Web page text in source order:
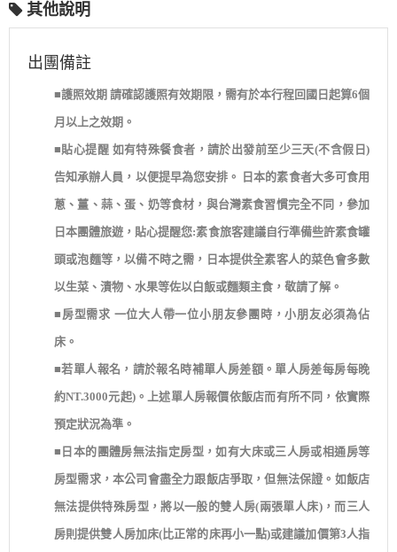
其他說明
出團備註
■護照效期 請確認護照有效期限，需有於本行程回國日起算6個
月以上之效期。
■貼心提醒 如有特殊餐食者，請於出發前至少三天(不含假日)
告知承辦人員，以便提早為您安排。 日本的素食者大多可食用
蔥、薑、蒜、蛋、奶等食材，與台灣素食習慣完全不同，參加
日本團體旅遊，貼心提醒您:素食旅客建議自行準備些許素食罐
頭或泡麵等，以備不時之需，日本提供全素客人的菜色會多數
以生菜、漬物、水果等佐以白飯或麵類主食，敬請了解。
■房型需求 一位大人帶一位小朋友參團時，小朋友必須為佔
床。
■若單人報名，請於報名時補單人房差額。單人房差每房每晚
約NT.3000元起)。上述單人房報價依飯店而有所不同，依實際
預定狀況為準。
■日本的團體房無法指定房型，如有大床或三人房或相通房等
房型需求，本公司會盡全力跟飯店爭取，但無法保證。如飯店
無法提供特殊房型，將以一般的雙人房(兩張單人床)，而三人
房則提供雙人房加床(比正常的床再小一點)或建議加價第3人指